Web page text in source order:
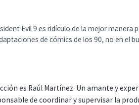
Evil 9 es ridículo de la mejor manera
de cómics de los 90, no en el
es Raúl Martínez. Un amante y
de coordinar y supervisar la